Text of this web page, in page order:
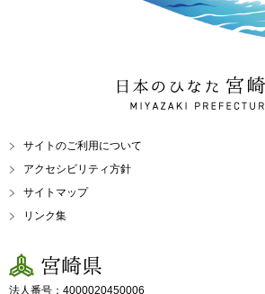
日本のひなた 宮崎県
MIYAZAKI PREFECTURE
サイトのご利用について
アクセシビリティ方針
サイトマップ
リンク集
宮崎県
法人番号：4000020450006